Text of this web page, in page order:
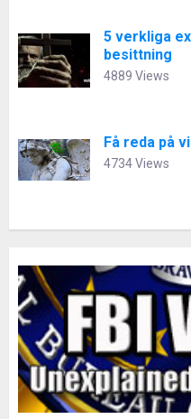
5 verkliga
besittning
4889 Views
Få reda på
4734 Views